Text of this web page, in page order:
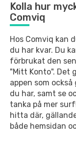
Kolla hur
Comviq
Hos Comviq kan
du har kvar. Du
förbrukat den
"Mitt Konto". Det
appen som
du har, samt se
tanka på mer
hitta där,
både hemsidan